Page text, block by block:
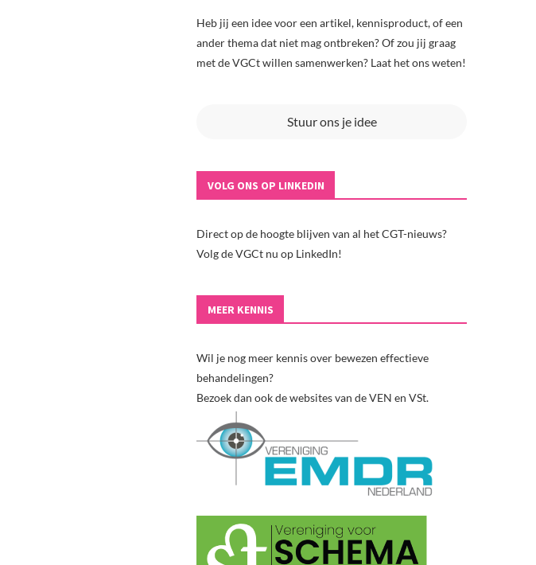
Heb jij een idee voor een artikel, kennisproduct, of een
ander thema dat niet mag ontbreken? Of zou jij graag
met de VGCt willen samenwerken? Laat het ons weten!
Stuur ons je idee
VOLG ONS OP LINKEDIN
Direct op de hoogte blijven van al het CGT-nieuws?
Volg de VGCt nu op LinkedIn!
MEER KENNIS
Wil je nog meer kennis over bewezen effectieve
behandelingen?
Bezoek dan ook de websites van de VEN en VSt.